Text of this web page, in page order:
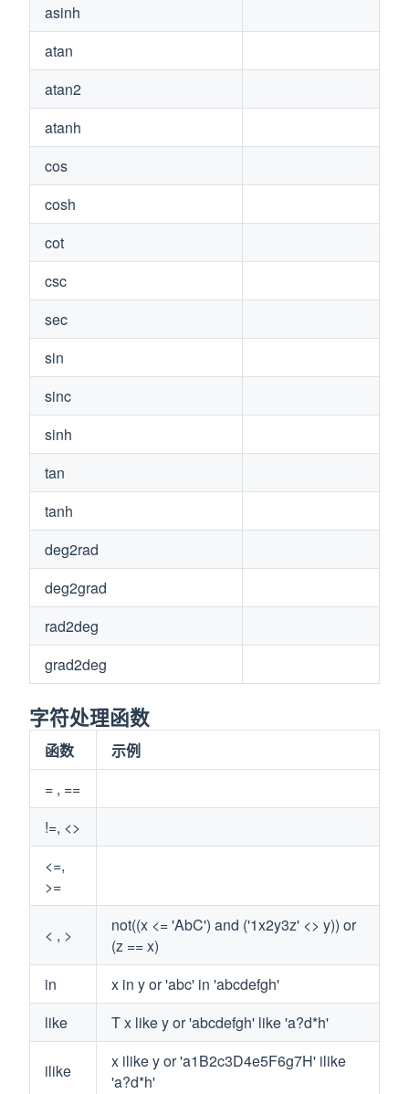
asinh
atan
atan2
atanh
cos
cosh
cot
csc
sec
sin
sinc
sinh
tan
tanh
deg2rad
deg2grad
rad2deg
grad2deg
字符处理函数
函数
示例
= , ==
!=, <>
<=,
>=
< , >
not((x <= 'AbC') and ('1x2y3z' <> y)) or
(z == x)
in
x in y or 'abc' in 'abcdefgh'
like
T x like y or 'abcdefgh' like 'a?d*h'
ilike
x ilike y or 'a1B2c3D4e5F6g7H' ilike
'a?d*h'